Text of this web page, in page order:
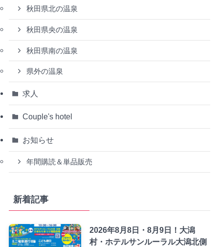
秋田県北の温泉
秋田県央の温泉
秋田県南の温泉
県外の温泉
求人
Couple's hotel
お知らせ
年間購読＆単品販売
新着記事
2026年8月8日・8月9日！大潟
村・ホテルサンルーラル大潟北側